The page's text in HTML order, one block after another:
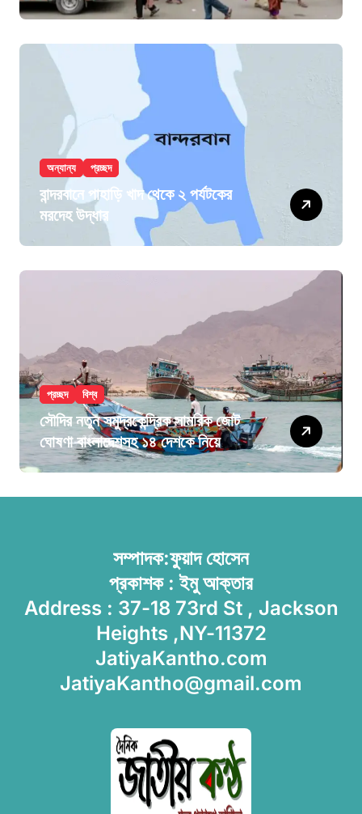
অন্যান্য প্রচ্ছদ
বান্দরবানে পাহাড়ি খাদ থেকে ২ পর্যটকের
মরদেহ উদ্ধার
প্রচ্ছদ বিশ্ব
সৌদির নতুন সমুদ্রকেন্দ্রিক সামরিক জোট
ঘোষণা বাংলাদেশসহ ১৪ দেশকে নিয়ে
সম্পাদক:ফুয়াদ হোসেন
প্রকাশক : ইমু আক্তার
Address : 37-18 73rd St , Jackson
Heights ,NY-11372
JatiyaKantho.com
JatiyaKantho@gmail.com